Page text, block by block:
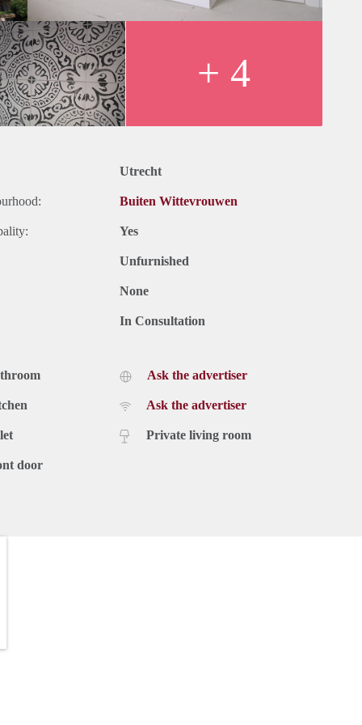
Inclusief stoffering, meubilering en
+ 4
Utrecht
Buiten Wittevrouwen
Yes
Unfurnished
None
In Consultation
door
Ask the advertiser
Ask the advertiser
Private living room